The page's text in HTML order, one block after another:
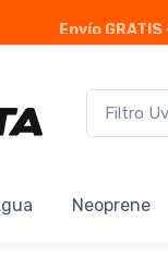
Envío GRATIS
Neoprene